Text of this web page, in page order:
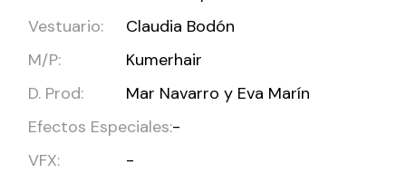
Vestuario:
Claudia Bodón
M/P:
Kumerhair
D. Prod:
Mar Navarro y Eva Marín
Efectos Especiales:-
VFX:
-